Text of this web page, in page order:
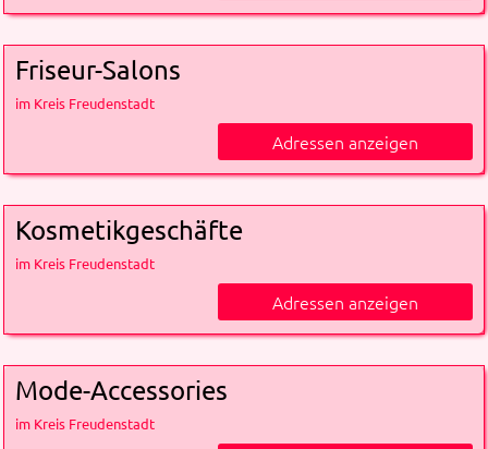
Friseur-Salons
im Kreis Freudenstadt
Adressen anzeigen
Kosmetikgeschäfte
im Kreis Freudenstadt
Adressen anzeigen
Mode-Accessories
im Kreis Freudenstadt